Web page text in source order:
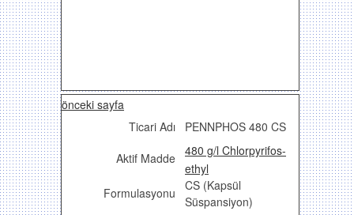
önceki sayfa
Ticari Adı
PENNPHOS 480 CS
Aktif Madde
480 g/l Chlorpyrifos-
ethyl
Formulasyonu
CS (Kapsül
Süspansiyon)